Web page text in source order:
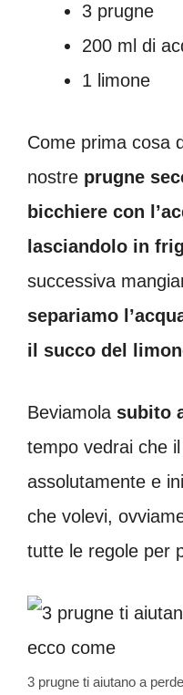
3 prugne
200 ml di
1 limone
Come prima cosa
nostre prugne
bicchiere con
lasciandolo in
successiva
separiamo
il succo del
Beviamola subito
tempo vedrai che
assolutamente e
che volevi,
tutte le regole per
3 prugne ti aiutano a